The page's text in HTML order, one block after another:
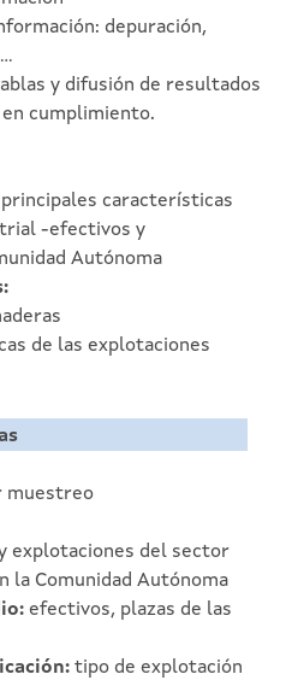
depuración,
y difusión de resultados
en cumplimiento.
características
-efectivos y
Autónoma
de las explotaciones
muestreo
explotaciones del sector
la Comunidad Autónoma
efectivos, plazas de las
tipo de explotación